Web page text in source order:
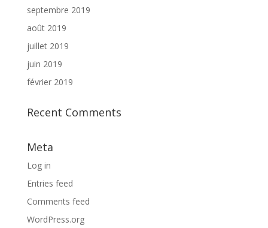
septembre 2019
août 2019
juillet 2019
juin 2019
février 2019
Recent Comments
Meta
Log in
Entries feed
Comments feed
WordPress.org